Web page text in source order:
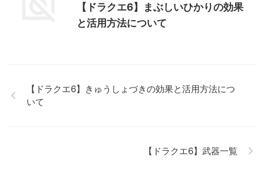
【ドラクエ6】まぶしいひかりの効果
と活用方法について
【ドラクエ6】きゅうしょづきの効果と活用方法につ
いて
【ドラクエ6】武器一覧